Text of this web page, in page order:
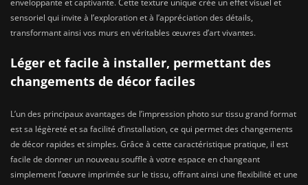
enveloppante et captivante. Cette texture unique crée un effet visuel et
sensoriel qui invite à l’exploration et à l’appréciation des détails,
transformant ainsi vos murs en véritables œuvres d’art vivantes.
Léger et facile à installer, permettant des
changements de décor faciles
L’un des principaux avantages de l’impression photo sur tissu grand format
est sa légèreté et sa facilité d’installation, ce qui permet des changements
de décor rapides et simples. Grâce à cette caractéristique pratique, il est
facile de donner un nouveau souffle à votre espace en changeant
simplement l’œuvre imprimée sur le tissu, offrant ainsi une flexibilité et une